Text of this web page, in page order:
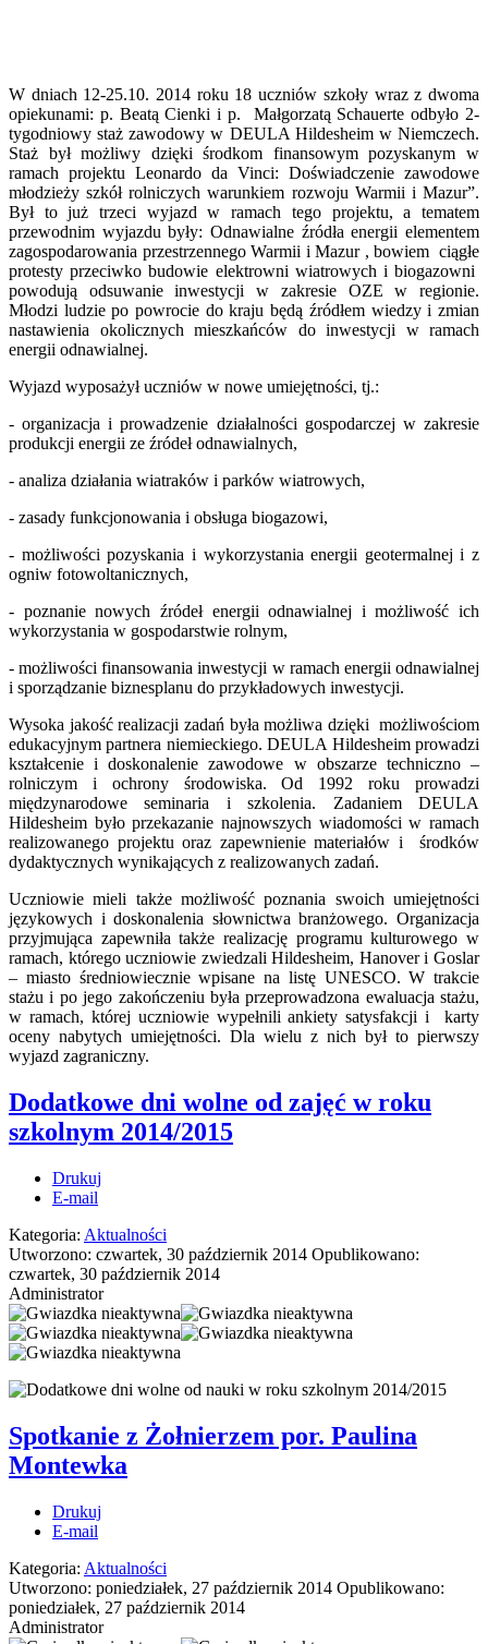
W dniach 12-25.10. 2014 roku 18 uczniów szkoły wraz z dwoma
opiekunami: p. Beatą Cienki i p. Małgorzatą Schauerte odbyło 2-
tygodniowy staż zawodowy w DEULA Hildesheim w Niemczech.
Staż był możliwy dzięki środkom finansowym pozyskanym w
ramach projektu Leonardo da Vinci: Doświadczenie zawodowe
młodzieży szkół rolniczych warunkiem rozwoju Warmii i Mazur”.
Był to już trzeci wyjazd w ramach tego projektu, a tematem
przewodnim wyjazdu były: Odnawialne źródła energii elementem
zagospodarowania przestrzennego Warmii i Mazur , bowiem ciągłe
protesty przeciwko budowie elektrowni wiatrowych i biogazowni
powodują odsuwanie inwestycji w zakresie OZE w regionie.
Młodzi ludzie po powrocie do kraju będą źródłem wiedzy i zmian
nastawienia okolicznych mieszkańców do inwestycji w ramach
energii odnawialnej.
Wyjazd wyposażył uczniów w nowe umiejętności, tj.:
- organizacja i prowadzenie działalności gospodarczej w zakresie
produkcji energii ze źródeł odnawialnych,
- analiza działania wiatraków i parków wiatrowych,
- zasady funkcjonowania i obsługa biogazowi,
- możliwości pozyskania i wykorzystania energii geotermalnej i z
ogniw fotowoltanicznych,
- poznanie nowych źródeł energii odnawialnej i możliwość ich
wykorzystania w gospodarstwie rolnym,
- możliwości finansowania inwestycji w ramach energii odnawialnej
i sporządzanie biznesplanu do przykładowych inwestycji.
Wysoka jakość realizacji zadań była możliwa dzięki możliwościom
edukacyjnym partnera niemieckiego. DEULA Hildesheim prowadzi
kształcenie i doskonalenie zawodowe w obszarze techniczno –
rolniczym i ochrony środowiska. Od 1992 roku prowadzi
międzynarodowe seminaria i szkolenia. Zadaniem DEULA
Hildesheim było przekazanie najnowszych wiadomości w ramach
realizowanego projektu oraz zapewnienie materiałów i środków
dydaktycznych wynikających z realizowanych zadań.
Uczniowie mieli także możliwość poznania swoich umiejętności
językowych i doskonalenia słownictwa branżowego. Organizacja
przyjmująca zapewniła także realizację programu kulturowego w
ramach, którego uczniowie zwiedzali Hildesheim, Hanover i Goslar
– miasto średniowiecznie wpisane na listę UNESCO. W trakcie
stażu i po jego zakończeniu była przeprowadzona ewaluacja stażu,
w ramach, której uczniowie wypełnili ankiety satysfakcji i karty
oceny nabytych umiejętności. Dla wielu z nich był to pierwszy
wyjazd zagraniczny.
Dodatkowe dni wolne od zajęć w roku
szkolnym 2014/2015
Drukuj
E-mail
Kategoria: Aktualności
Utworzono: czwartek, 30 październik 2014 Opublikowano:
czwartek, 30 październik 2014
Administrator
Spotkanie z Żołnierzem por. Paulina
Montewka
Drukuj
E-mail
Kategoria: Aktualności
Utworzono: poniedziałek, 27 październik 2014 Opublikowano:
poniedziałek, 27 październik 2014
Administrator